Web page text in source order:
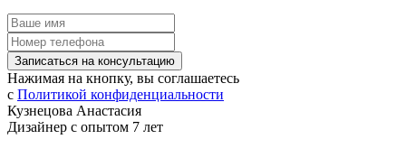
Записаться на консультацию
Нажимая на кнопку, вы соглашаетесь
с Политикой конфиденциальности
Кузнецова Анастасия
Дизайнер с опытом 7 лет